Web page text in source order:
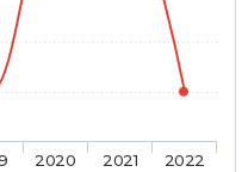
2020 2021 2022